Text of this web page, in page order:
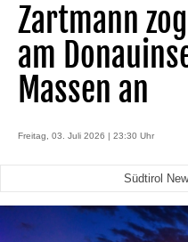
Zartmann
am
Massen an
Freitag, 03. Juli 2026 | 23:30 Uhr
Südtirol